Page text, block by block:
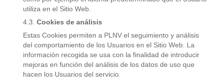
utiliza en el Sitio Web.
Cookies de análisis
Estas Cookies permiten a PLNV el seguimiento y análisis
del comportamiento de los Usuarios en el Sitio Web. La
información recogida se usa con la finalidad de introducir
mejoras en función del análisis de los datos de uso que
hacen los Usuarios del servicio.